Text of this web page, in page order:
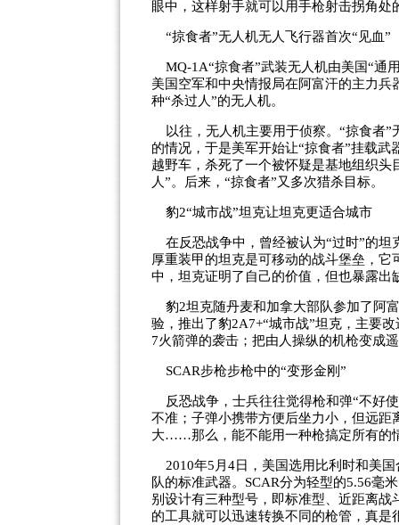
眼中，这样射手就可以用手枪射击拐角处
“掠食者”无人机无人飞行器首次“见血”
MQ-1A“掠食者”武装无人机由美国“通
美国空军和中央情报局在阿富汗的主力
种“杀过人”的无人机。
以往，无人机主要用于侦察。“掠食者”
的情况，于是美军开始让“掠食者”挂载
越野车，杀死了一个被怀疑是基地组织
人”。后来，“掠食者”又多次猎杀目标。
豹2“城市战”坦克让坦克更适合城市
在反恐战争中，曾经被认为“过时”的坦
厚重装甲的坦克是可移动的战斗堡垒，
中，坦克证明了自己的价值，但也暴露
豹2坦克随丹麦和加拿大部队参加了阿
验，推出了豹2A7+“城市战”坦克，主要
7火箭弹的袭击；把由人操纵的机枪变成
SCAR步枪步枪中的“变形金刚”
反恐战争，士兵往往觉得枪和弹“不好
不准；子弹小携带方便后坐力小，但远
大……那么，能不能用一种枪搞定所有的
2010年5月4日，美国选用比利时和美国
队的标准武器。SCAR分为轻型的5.56毫
别设计有三种型号，即标准型、近距离
的工具就可以迅速转换不同的枪管，真是